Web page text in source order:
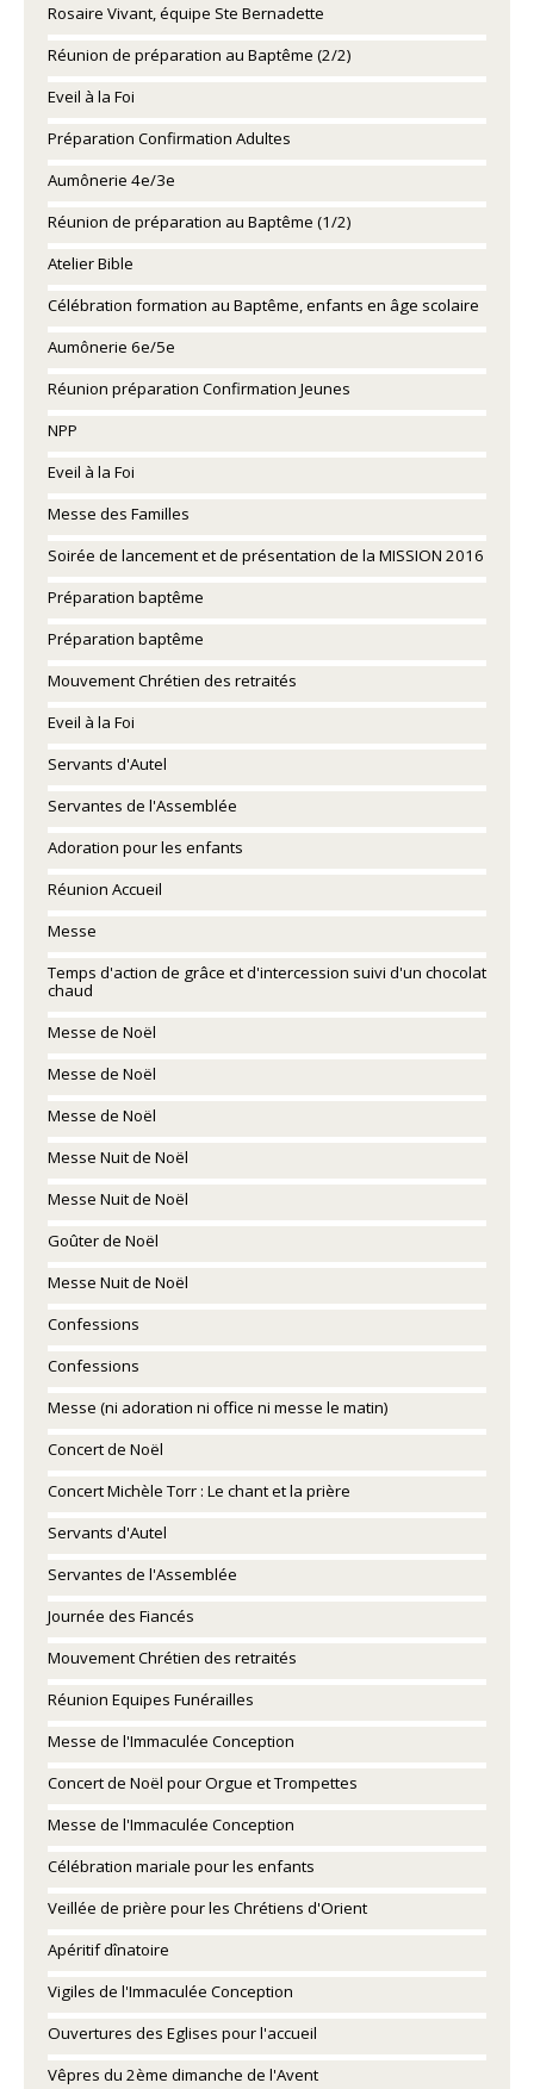
Rosaire Vivant, équipe Ste Bernadette
Réunion de préparation au Baptême (2/2)
Eveil à la Foi
Préparation Confirmation Adultes
Aumônerie 4e/3e
Réunion de préparation au Baptême (1/2)
Atelier Bible
Célébration formation au Baptême, enfants en âge scolaire
Aumônerie 6e/5e
Réunion préparation Confirmation Jeunes
NPP
Eveil à la Foi
Messe des Familles
Soirée de lancement et de présentation de la MISSION 2016
Préparation baptême
Préparation baptême
Mouvement Chrétien des retraités
Eveil à la Foi
Servants d'Autel
Servantes de l'Assemblée
Adoration pour les enfants
Réunion Accueil
Messe
Temps d'action de grâce et d'intercession suivi d'un chocolat
chaud
Messe de Noël
Messe de Noël
Messe de Noël
Messe Nuit de Noël
Messe Nuit de Noël
Goûter de Noël
Messe Nuit de Noël
Confessions
Confessions
Messe (ni adoration ni office ni messe le matin)
Concert de Noël
Concert Michèle Torr : Le chant et la prière
Servants d'Autel
Servantes de l'Assemblée
Journée des Fiancés
Mouvement Chrétien des retraités
Réunion Equipes Funérailles
Messe de l'Immaculée Conception
Concert de Noël pour Orgue et Trompettes
Messe de l'Immaculée Conception
Célébration mariale pour les enfants
Veillée de prière pour les Chrétiens d'Orient
Apéritif dînatoire
Vigiles de l'Immaculée Conception
Ouvertures des Eglises pour l'accueil
Vêpres du 2ème dimanche de l'Avent